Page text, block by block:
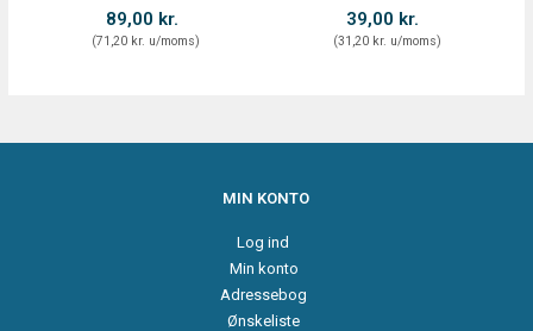
89,00 kr.
(71,20 kr. u/moms)
39,00 kr.
(31,20 kr. u/moms)
MIN KONTO
Log ind
Min konto
Adressebog
Ønskeliste